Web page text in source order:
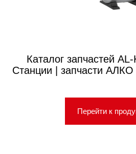
Каталог запчастей
Станции | запчасти
Перейти к